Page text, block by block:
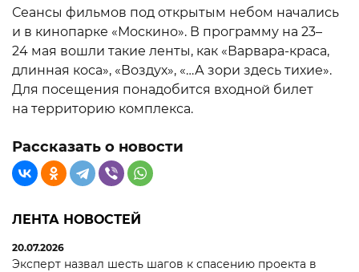
Сеансы фильмов под открытым небом начались
и в кинопарке «Москино». В программу на 23–
24 мая вошли такие ленты, как «Варвара-краса,
длинная коса», «Воздух», «…А зори здесь тихие».
Для посещения понадобится входной билет
на территорию комплекса.
Рассказать о новости
ЛЕНТА НОВОСТЕЙ
20.07.2026
Эксперт назвал шесть шагов к спасению проекта в